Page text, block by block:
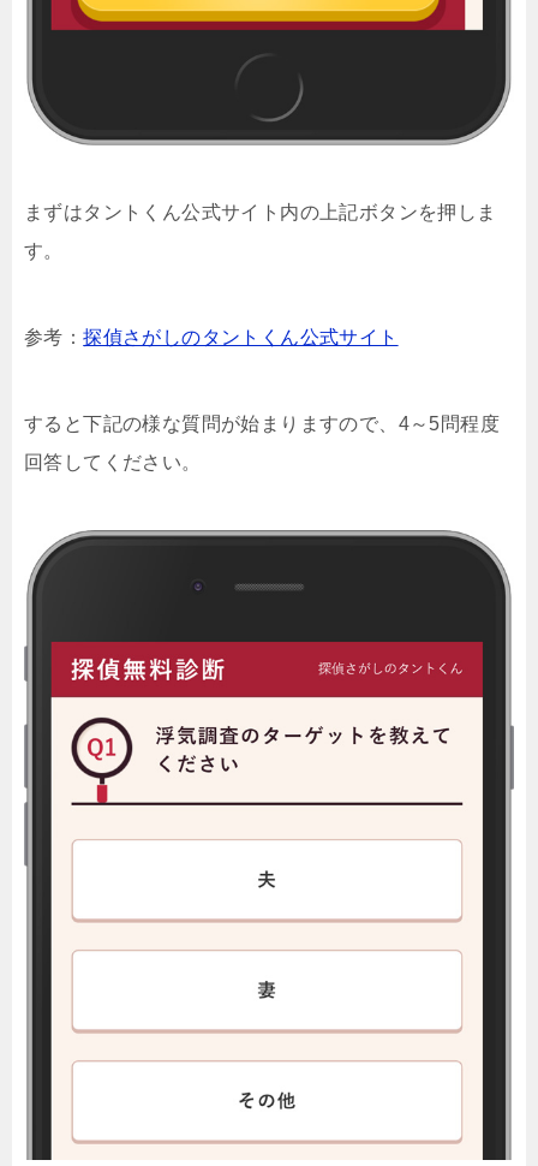
まずはタントくん公式サイト内の上記ボタンを押しま
す。
参考：探偵さがしのタントくん公式サイト
すると下記の様な質問が始まりますので、4～5問程度
回答してください。